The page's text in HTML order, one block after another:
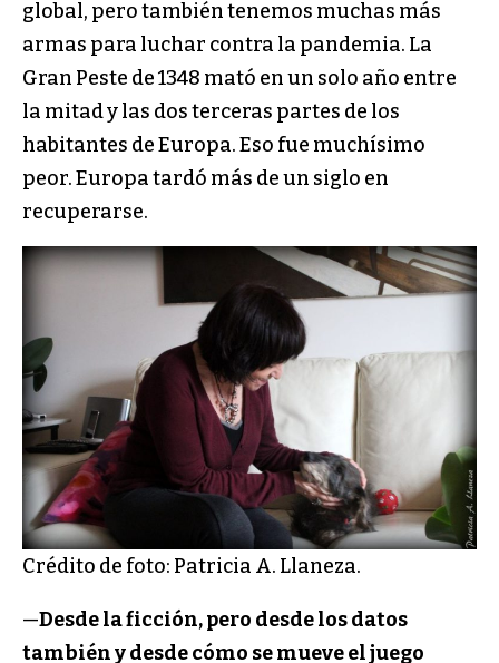
global, pero también tenemos muchas más
armas para luchar contra la pandemia. La
Gran Peste de 1348 mató en un solo año entre
la mitad y las dos terceras partes de los
habitantes de Europa. Eso fue muchísimo
peor. Europa tardó más de un siglo en
recuperarse.
Crédito de foto: Patricia A. Llaneza.
—Desde la ficción, pero desde los datos
también y desde cómo se mueve el juego